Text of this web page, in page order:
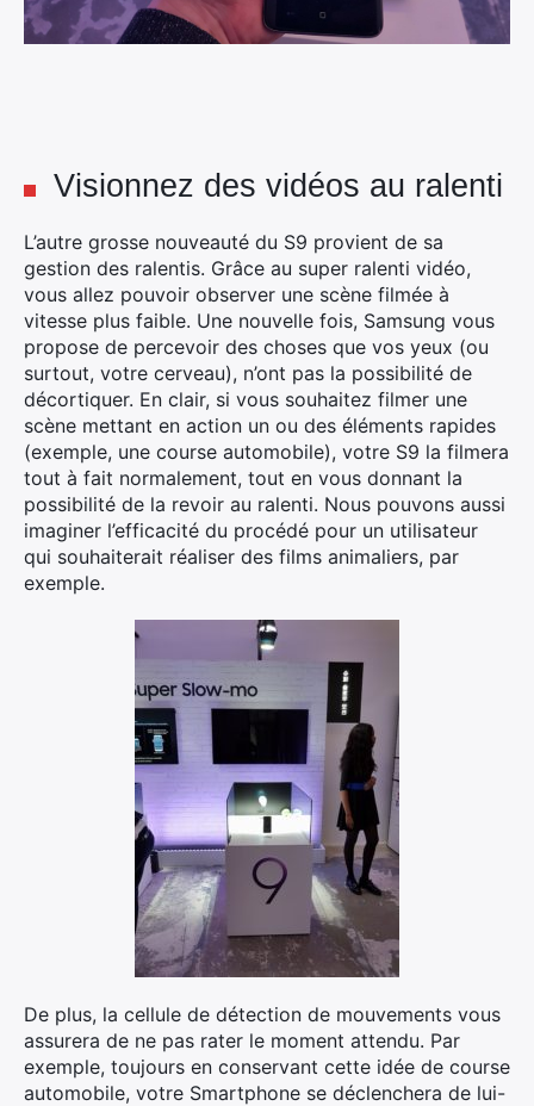
Visionnez des vidéos au ralenti
L’autre grosse nouveauté du S9 provient de sa
gestion des ralentis. Grâce au super ralenti vidéo,
vous allez pouvoir observer une scène filmée à
vitesse plus faible. Une nouvelle fois, Samsung vous
propose de percevoir des choses que vos yeux (ou
surtout, votre cerveau), n’ont pas la possibilité de
décortiquer. En clair, si vous souhaitez filmer une
scène mettant en action un ou des éléments rapides
(exemple, une course automobile), votre S9 la filmera
tout à fait normalement, tout en vous donnant la
possibilité de la revoir au ralenti. Nous pouvons aussi
imaginer l’efficacité du procédé pour un utilisateur
qui souhaiterait réaliser des films animaliers, par
exemple.
De plus, la cellule de détection de mouvements vous
assurera de ne pas rater le moment attendu. Par
exemple, toujours en conservant cette idée de course
automobile, votre Smartphone se déclenchera de lui-